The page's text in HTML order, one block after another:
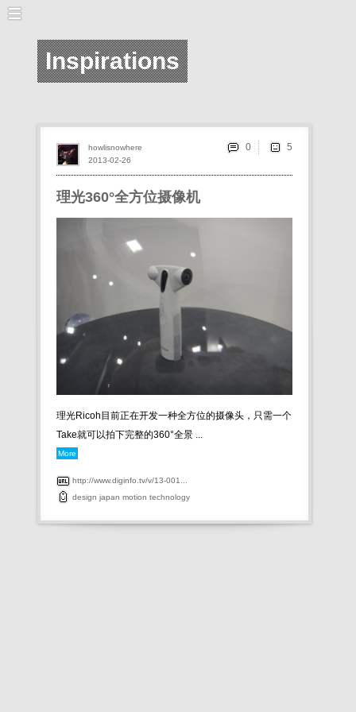
Inspirations
理光360°全方位摄像机
理光Ricoh目前正在开发一种全方位的摄像头，只需一个
Take就可以拍下完整的360°全景 ...
More
http://www.diginfo.tv/v/13-001...
design japan motion technology
2013-02-26
howlisnowhere 0